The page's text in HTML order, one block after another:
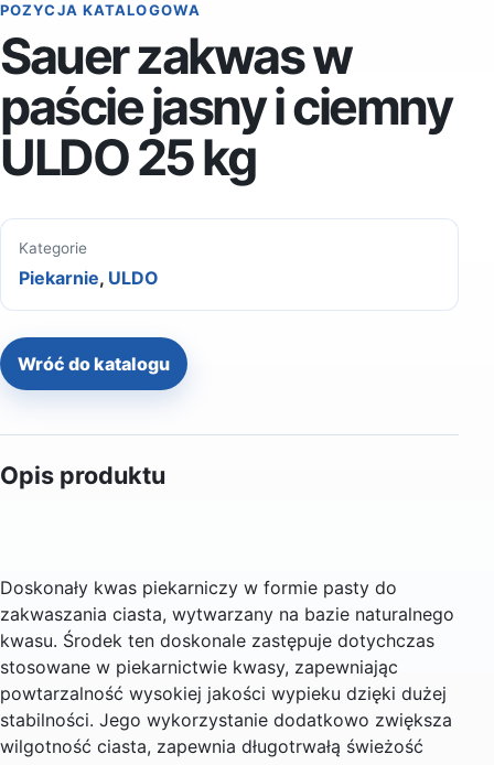
POZYCJA KATALOGOWA
Sauer zakwas w
paście jasny i ciemny
ULDO 25 kg
Kategorie
Piekarnie, ULDO
Wróć do katalogu
Opis produktu
Doskonały kwas piekarniczy w formie pasty do
zakwaszania ciasta, wytwarzany na bazie naturalnego
kwasu. Środek ten doskonale zastępuje dotychczas
stosowane w piekarnictwie kwasy, zapewniając
powtarzalność wysokiej jakości wypieku dzięki dużej
stabilności. Jego wykorzystanie dodatkowo zwiększa
wilgotność ciasta, zapewnia długotrwałą świeżość